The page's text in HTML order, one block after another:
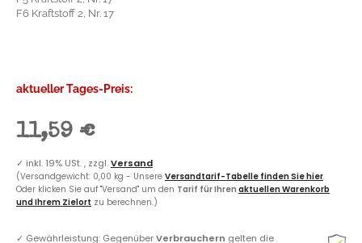
F6 Kraftstoff 2, Nr. 17
aktueller Tages-Preis:
11,59 €
✓ inkl. 19% USt. , zzgl.Versand
(Versandgewicht: 0,00 kg - Unsere Versandtarif-Tabelle finden Sie hier.
Oder klicken Sie auf "Versand" um den Tarif für Ihren aktuellen Warenkorb
und Ihrem Zielort zu berechnen.)
✓ Gewährleistung: GegenüberVerbrauchern gelten die